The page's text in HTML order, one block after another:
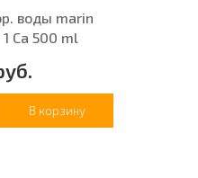
воды marin
1 Ca 500 ml
В корзину